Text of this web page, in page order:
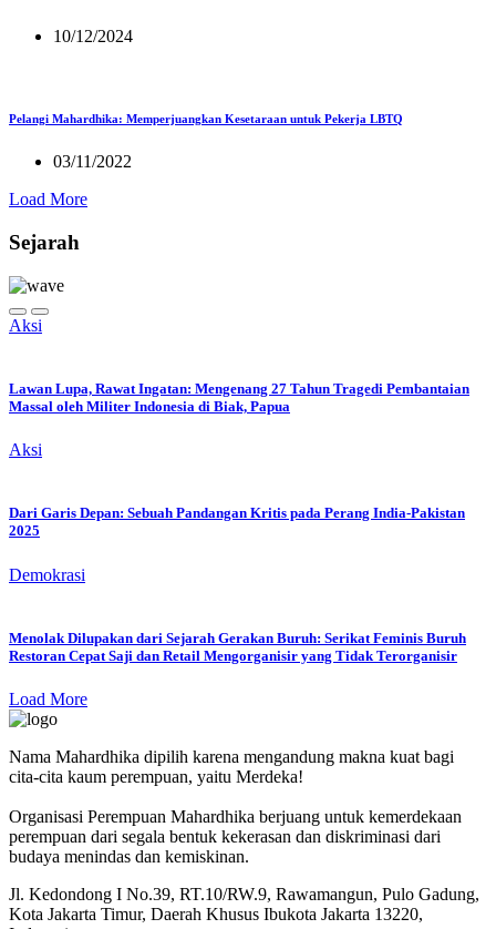
10/12/2024
Pelangi Mahardhika: Memperjuangkan Kesetaraan untuk Pekerja LBTQ
03/11/2022
Load More
Sejarah
Aksi
Lawan Lupa, Rawat Ingatan: Mengenang 27 Tahun Tragedi Pembantaian
Massal oleh Militer Indonesia di Biak, Papua
Aksi
Dari Garis Depan: Sebuah Pandangan Kritis pada Perang India-Pakistan
2025
Demokrasi
Menolak Dilupakan dari Sejarah Gerakan Buruh: Serikat Feminis Buruh
Restoran Cepat Saji dan Retail Mengorganisir yang Tidak Terorganisir
Load More
Nama Mahardhika dipilih karena mengandung makna kuat bagi
cita-cita kaum perempuan, yaitu Merdeka!
Organisasi Perempuan Mahardhika berjuang untuk kemerdekaan
perempuan dari segala bentuk kekerasan dan diskriminasi dari
budaya menindas dan kemiskinan.
Jl. Kedondong I No.39, RT.10/RW.9, Rawamangun, Pulo Gadung,
Kota Jakarta Timur, Daerah Khusus Ibukota Jakarta 13220,